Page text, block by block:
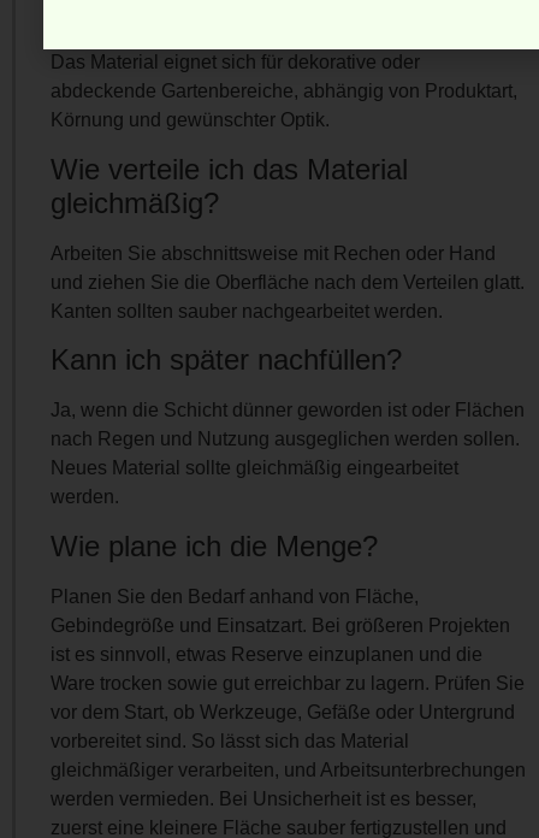
Das Material eignet sich für dekorative oder
abdeckende Gartenbereiche, abhängig von Produktart,
Körnung und gewünschter Optik.
Wie verteile ich das Material
gleichmäßig?
Arbeiten Sie abschnittsweise mit Rechen oder Hand
und ziehen Sie die Oberfläche nach dem Verteilen glatt.
Kanten sollten sauber nachgearbeitet werden.
Kann ich später nachfüllen?
Ja, wenn die Schicht dünner geworden ist oder Flächen
nach Regen und Nutzung ausgeglichen werden sollen.
Neues Material sollte gleichmäßig eingearbeitet
werden.
Wie plane ich die Menge?
Planen Sie den Bedarf anhand von Fläche,
Gebindegröße und Einsatzart. Bei größeren Projekten
ist es sinnvoll, etwas Reserve einzuplanen und die
Ware trocken sowie gut erreichbar zu lagern. Prüfen Sie
vor dem Start, ob Werkzeuge, Gefäße oder Untergrund
vorbereitet sind. So lässt sich das Material
gleichmäßiger verarbeiten, und Arbeitsunterbrechungen
werden vermieden. Bei Unsicherheit ist es besser,
zuerst eine kleinere Fläche sauber fertigzustellen und